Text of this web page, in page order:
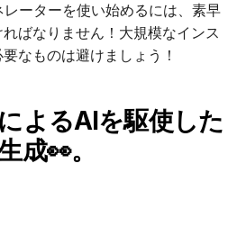
ーターを使い始めるには、素早
ばなりません！大規模なインス
なものは避けましょう！
よるAIを駆使した
成👀。